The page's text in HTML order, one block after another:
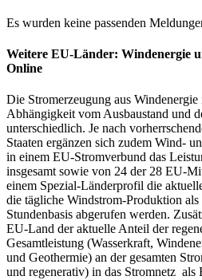
Es wurden keine passenden
Weitere EU-Länder: Windenergie
Online
Die Stromerzeugung aus Windenergie
Abhängigkeit vom Ausbaustand und
unterschiedlich. Je nach
Staaten ergänzen sich zudem Wind-
in einem EU-Stromverbund das
insgesamt sowie von 24 der 28 EU-
einem Spezial-Länderprofil die
die tägliche Windstrom-Produktion als
Stundenbasis abgerufen werden.
EU-Land der aktuelle Anteil der
Gesamtleistung (Wasserkraft,
und Geothermie) an der gesamten
und regenerativ) in das Stromnetz als